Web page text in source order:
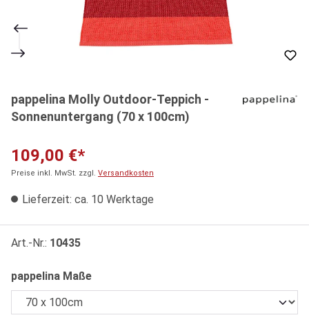
pappelina Molly Outdoor-Teppich -
Sonnenuntergang (70 x 100cm)
109,00 €*
Preise inkl. MwSt. zzgl. Versandkosten
Lieferzeit: ca. 10 Werktage
Art.-Nr.: 10435
pappelina Maßeauswählen